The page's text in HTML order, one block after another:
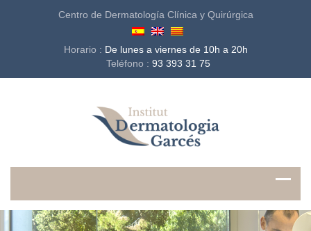
Centro de Dermatología Clínica y Quirúrgica
Horario : De lunes a viernes de 10h a 20h
Teléfono : 93 393 31 75